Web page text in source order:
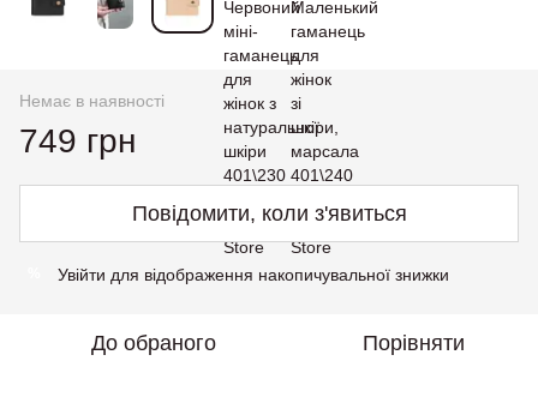
Немає в наявності
749 грн
Повідомити, коли з'явиться
Увійти для відображення накопичувальної знижки
До обраного Порівняти